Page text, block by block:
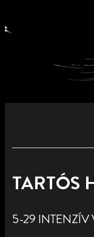
TARTÓS
5-29 INTENZÍV